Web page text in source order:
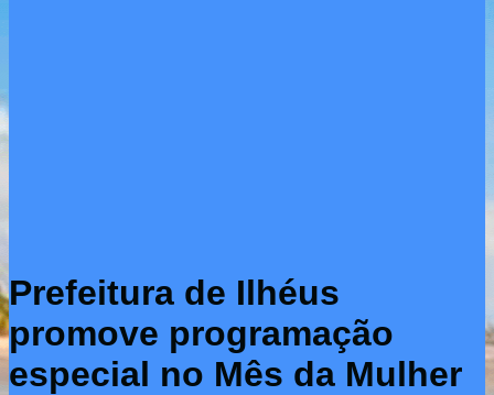
Prefeitura de Ilhéus
promove programação
especial no Mês da Mulher